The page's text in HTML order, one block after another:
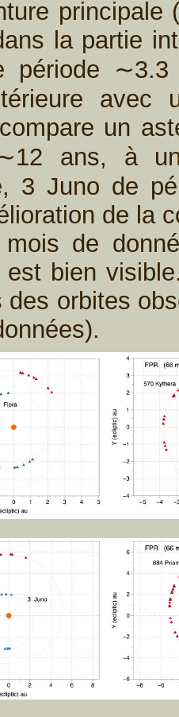
principale
la partie
période
un
ans, à
3 Juno de
de la
mois de
est bien
des orbites